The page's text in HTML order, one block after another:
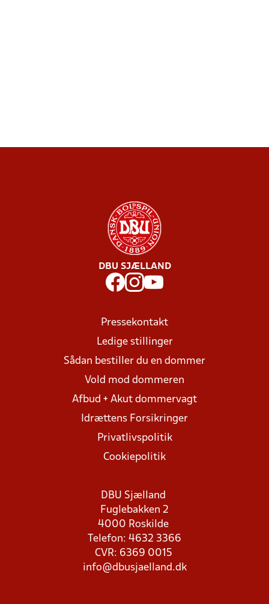
DBU SJÆLLAND
Pressekontakt
Ledige stillinger
Sådan bestiller du en dommer
Vold mod dommeren
Afbud + Akut dommervagt
Idrættens Forsikringer
Privatlivspolitik
Cookiepolitik
DBU Sjælland
Fuglebakken 2
4000 Roskilde
Telefon: 4632 3366
CVR: 6369 0015
info@dbusjaelland.dk